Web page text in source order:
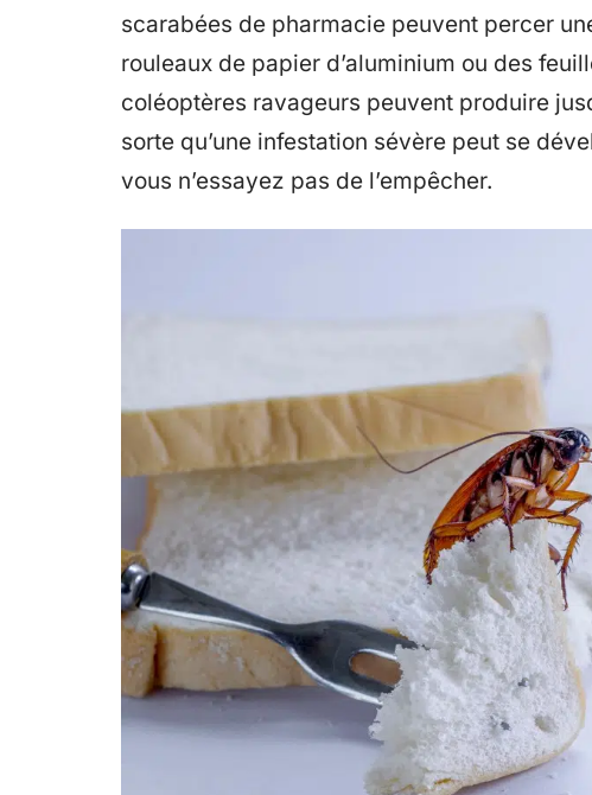
scarabées de pharmacie peuvent percer
rouleaux de papier d’aluminium ou des
coléoptères ravageurs peuvent produire
sorte qu’une infestation sévère peut se
vous n’essayez pas de l’empêcher.